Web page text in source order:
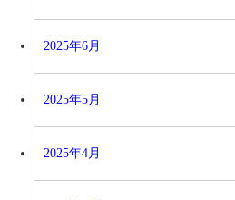
2025年6月
2025年5月
2025年4月